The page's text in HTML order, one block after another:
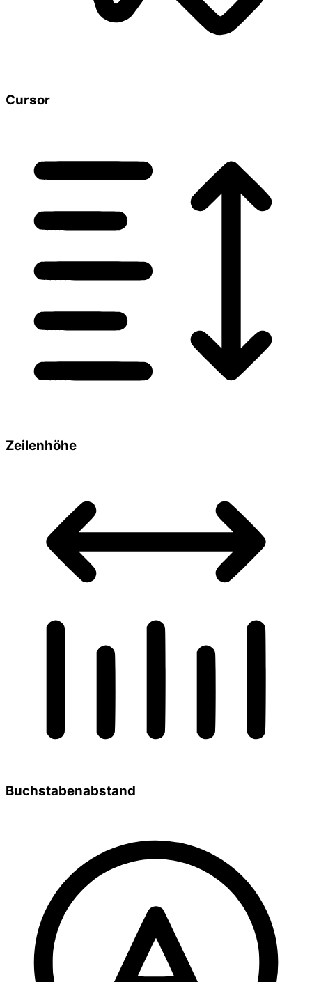
Cursor
Zeilenhöhe
Buchstabenabstand